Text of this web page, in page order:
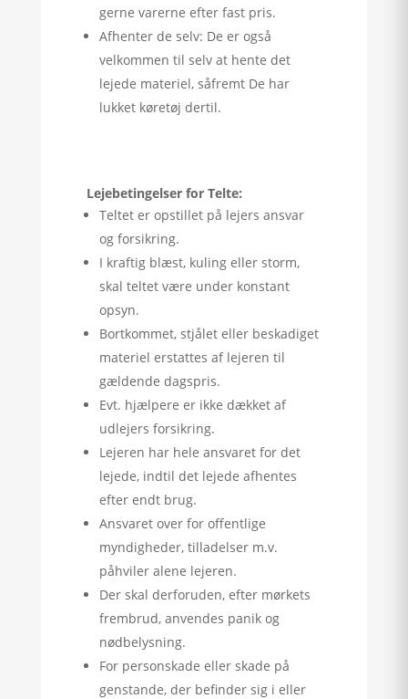
gerne varerne efter fast pris.
Afhenter de selv: De er også
velkommen til selv at hente det
lejede materiel, såfremt De har
lukket køretøj dertil.
Lejebetingelser for Telte:
Teltet er opstillet på lejers ansvar
og forsikring.
I kraftig blæst, kuling eller storm,
skal teltet være under konstant
opsyn.
Bortkommet, stjålet eller beskadiget
materiel erstattes af lejeren til
gældende dagspris.
Evt. hjælpere er ikke dækket af
udlejers forsikring.
Lejeren har hele ansvaret for det
lejede, indtil det lejede afhentes
efter endt brug.
Ansvaret over for offentlige
myndigheder, tilladelser m.v.
påhviler alene lejeren.
Der skal derforuden, efter mørkets
frembrud, anvendes panik og
nødbelysning.
For personskade eller skade på
genstande, der befinder sig i eller